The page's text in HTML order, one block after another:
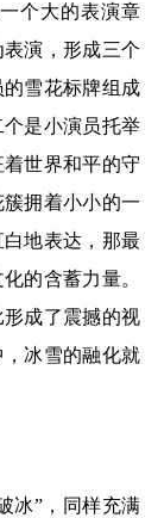
个大的表演章
演，形成三个
雪花标牌组成
是小演员托举
世界和平的守
拥着小小的一
地表达，那最
的含蓄力量。
成了震撼的视
冰雪的融化就
”，同样充满